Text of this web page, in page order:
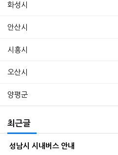
화성시
안산시
시흥시
오산시
양평군
최근글
성남시 시내버스 안내